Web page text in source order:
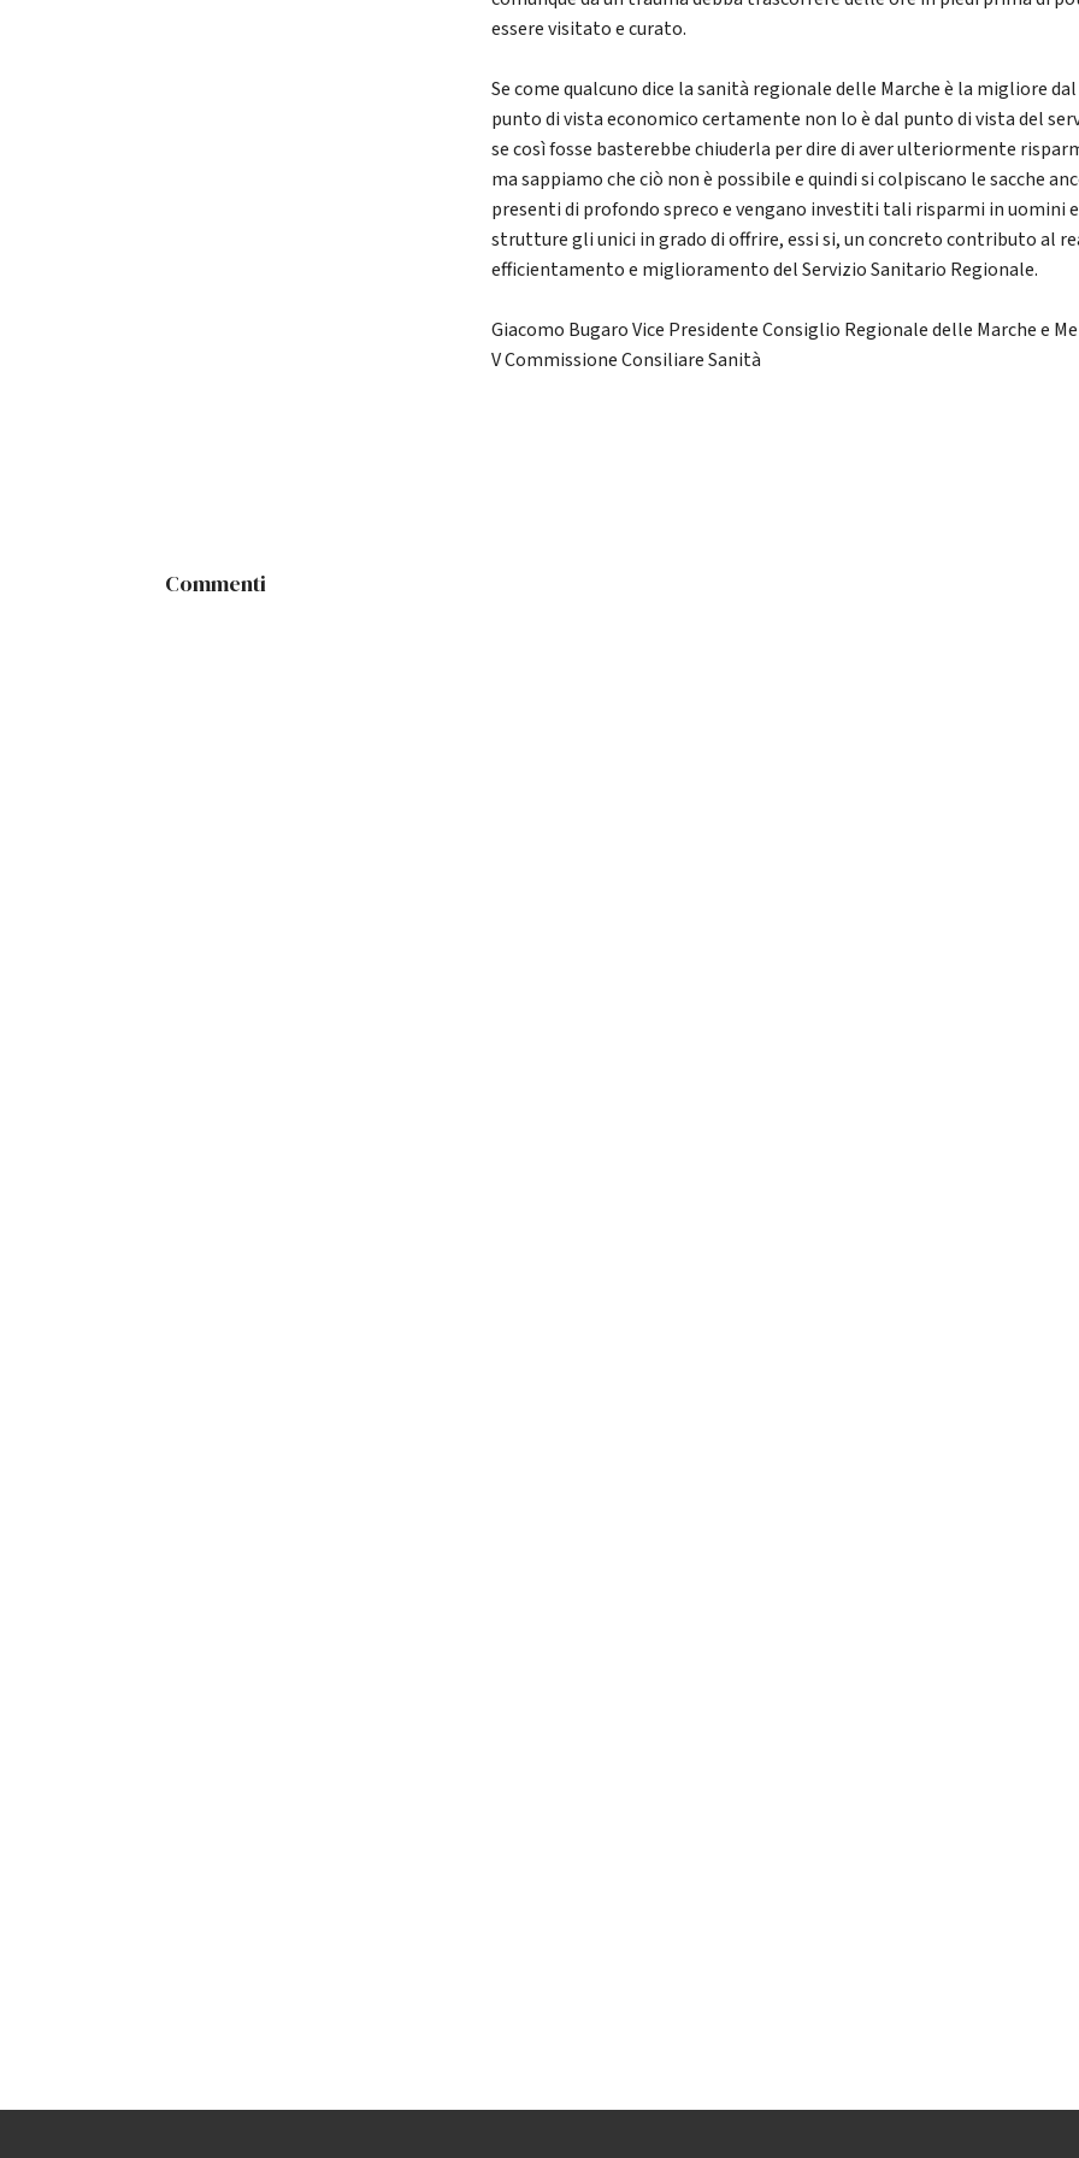
essere visitato e curato.
Se come qualcuno dice la sanità regionale delle Marche è la migliore dal
punto di vista economico certamente non lo è dal punto di vista del
se così fosse basterebbe chiuderla per dire di aver ulteriormente
ma sappiamo che ciò non è possibile e quindi si colpiscano le sacche
presenti di profondo spreco e vengano investiti tali risparmi in uomini e
strutture gli unici in grado di offrire, essi si, un concreto contributo al
efficientamento e miglioramento del Servizio Sanitario Regionale.
Giacomo Bugaro Vice Presidente Consiglio Regionale delle Marche e
V Commissione Consiliare Sanità
Commenti